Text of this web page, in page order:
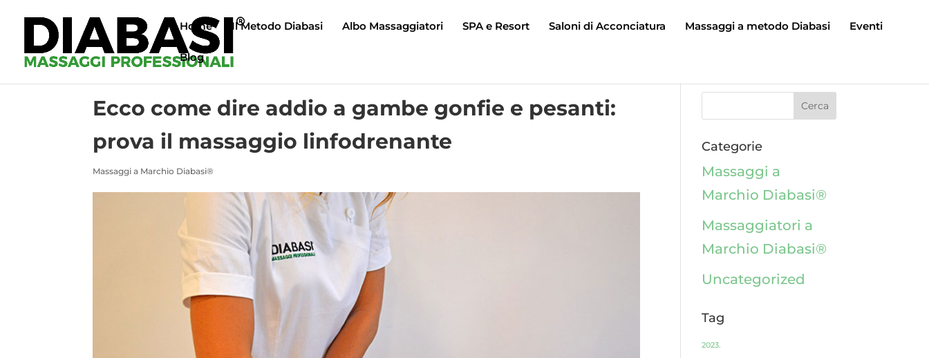
Home Il Metodo Diabasi Albo Massaggiatori SPA e Resort Saloni di Acconciatura Massaggi a metodo Diabasi Eventi
Blog
Ecco come dire addio a gambe gonfie e pesanti:
prova il massaggio linfodrenante
Massaggi a Marchio Diabasi®
Categorie
Massaggi a
Marchio Diabasi®
Massaggiatori a
Marchio Diabasi®
Uncategorized
Tag
2023.